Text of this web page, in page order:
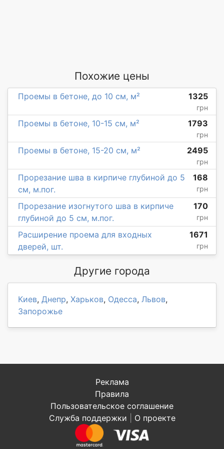
Похожие цены
Проемы в бетоне, до 10 см, м² 1325
грн
Проемы в бетоне, 10-15 см, м² 1793
грн
Проемы в бетоне, 15-20 см, м² 2495
грн
Прорезание шва в кирпиче глубиной до 5
см, м.пог.
168
грн
Прорезание изогнутого шва в кирпиче
глубиной до 5 см, м.пог.
170
грн
Расширение проема для входных
дверей, шт.
1671
грн
Другие города
Киев, Днепр, Харьков, Одесса, Львов,
Запорожье
Реклама
Правила
Пользовательское соглашение
Служба поддержки
О проекте